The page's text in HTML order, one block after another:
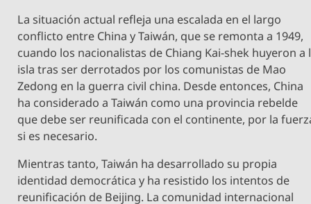
La situación actual refleja una escalada en el largo
conflicto entre China y Taiwán, que se remonta a 1949,
cuando los nacionalistas de Chiang Kai-shek huyeron a
isla tras ser derrotados por los comunistas de Mao
Zedong en la guerra civil china. Desde entonces, China
ha considerado a Taiwán como una provincia rebelde
que debe ser reunificada con el continente, por la
si es necesario.
Mientras tanto, Taiwán ha desarrollado su propia
identidad democrática y ha resistido los intentos de
reunificación de Beijing. La comunidad internacional